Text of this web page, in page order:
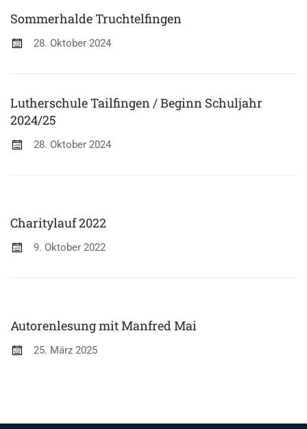
Sommerhalde Truchtelfingen
28. Oktober 2024
Lutherschule Tailfingen / Beginn Schuljahr
2024/25
28. Oktober 2024
Charitylauf 2022
9. Oktober 2022
Autorenlesung mit Manfred Mai
25. März 2025